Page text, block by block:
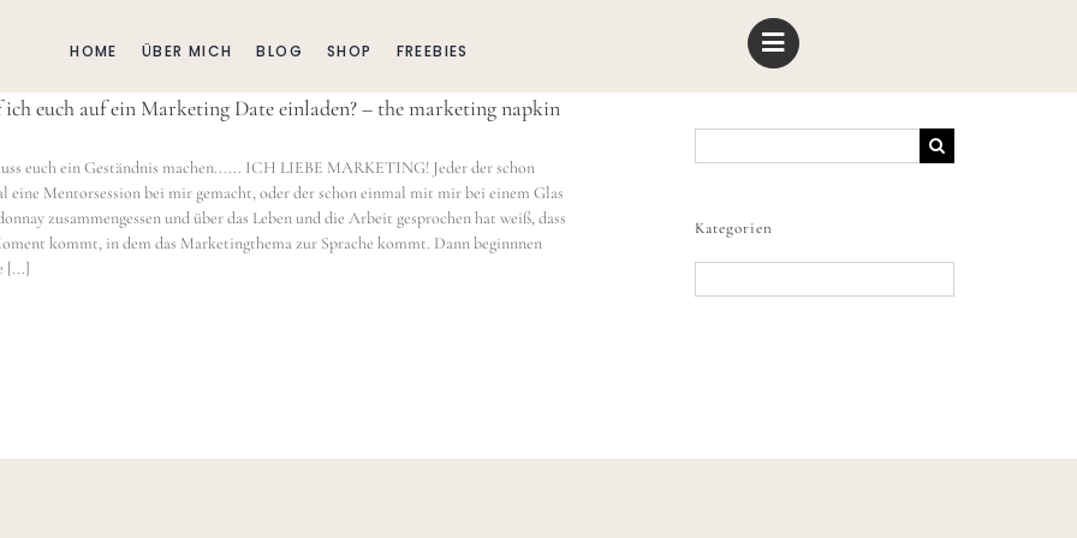
HOME ÜBER MICH BLOG SHOP FREEBIES
ich euch auf ein Marketing Date einladen? – the marketing napkin
euch ein Geständnis machen...... ICH LIEBE MARKETING! Jeder der schon
eine Mentorsession bei mir gemacht, oder der schon einmal mit mir bei einem Glas
zusammengessen und über das Leben und die Arbeit gesprochen hat weiß, dass
kommt, in dem das Marketingthema zur Sprache kommt. Dann beginnnen
[...]
nach:
Kategorien